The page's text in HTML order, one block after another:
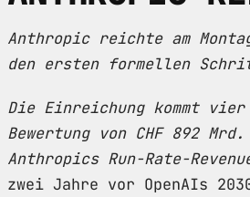
Anthropic reichte am
den ersten formellen
Die Einreichung kommt
Bewertung von CHF 892
Anthropics Run-Rate-
zwei Jahre vor OpenAIs